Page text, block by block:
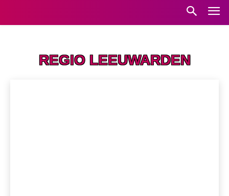
REGIO LEEUWARDEN